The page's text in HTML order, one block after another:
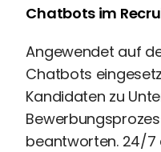
Chatbots im
Angewendet auf
Chatbots
Kandidaten zu
beantworten. 24/7